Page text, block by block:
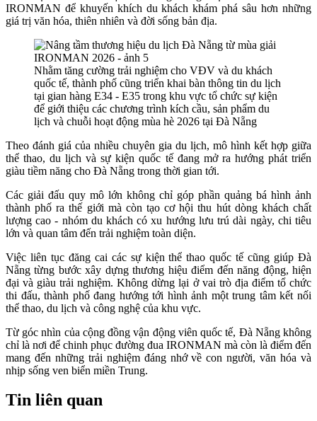
IRONMAN để khuyến khích du khách khám phá sâu hơn những
giá trị văn hóa, thiên nhiên và đời sống bản địa.
Nhằm tăng cường trải nghiệm cho VĐV và du khách
quốc tế, thành phố cũng triển khai bàn thông tin du lịch
tại gian hàng E34 - E35 trong khu vực tổ chức sự kiện
để giới thiệu các chương trình kích cầu, sản phẩm du
lịch và chuỗi hoạt động mùa hè 2026 tại Đà Nẵng
Theo đánh giá của nhiều chuyên gia du lịch, mô hình kết hợp giữa
thể thao, du lịch và sự kiện quốc tế đang mở ra hướng phát triển
giàu tiềm năng cho Đà Nẵng trong thời gian tới.
Các giải đấu quy mô lớn không chỉ góp phần quảng bá hình ảnh
thành phố ra thế giới mà còn tạo cơ hội thu hút dòng khách chất
lượng cao - nhóm du khách có xu hướng lưu trú dài ngày, chi tiêu
lớn và quan tâm đến trải nghiệm toàn diện.
Việc liên tục đăng cai các sự kiện thể thao quốc tế cũng giúp Đà
Nẵng từng bước xây dựng thương hiệu điểm đến năng động, hiện
đại và giàu trải nghiệm. Không dừng lại ở vai trò địa điểm tổ chức
thi đấu, thành phố đang hướng tới hình ảnh một trung tâm kết nối
thể thao, du lịch và công nghệ của khu vực.
Từ góc nhìn của cộng đồng vận động viên quốc tế, Đà Nẵng không
chỉ là nơi để chinh phục đường đua IRONMAN mà còn là điểm đến
mang đến những trải nghiệm đáng nhớ về con người, văn hóa và
nhịp sống ven biển miền Trung.
Tin liên quan